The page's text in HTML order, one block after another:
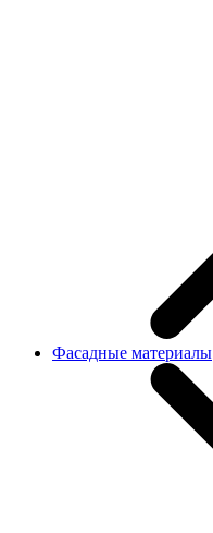
Фасадные материалы